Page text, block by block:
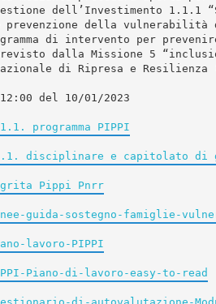
dell’Investimento 1.1.1
della vulnerabilità
di intervento per
dalla Missione 5
di Ripresa e Resilienza
del 10/01/2023
programma PIPPI
1.1.1. disciplinare e capitolato di
Pippi Pnrr
guida-sostegno-famiglie-
lavoro-PIPPI
Piano-di-lavoro-easy-to-read